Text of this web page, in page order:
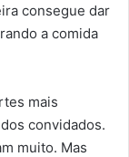
consegue dar
a comida
mais
convidados.
muito. Mas